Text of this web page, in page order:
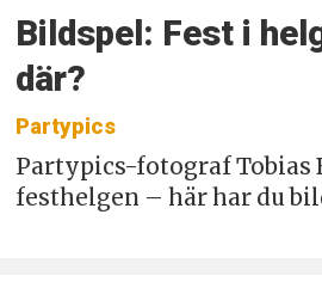
Bildspel: Fest i
där?
Partypics
Partypics-fotograf Tobias
festhelgen – här har du